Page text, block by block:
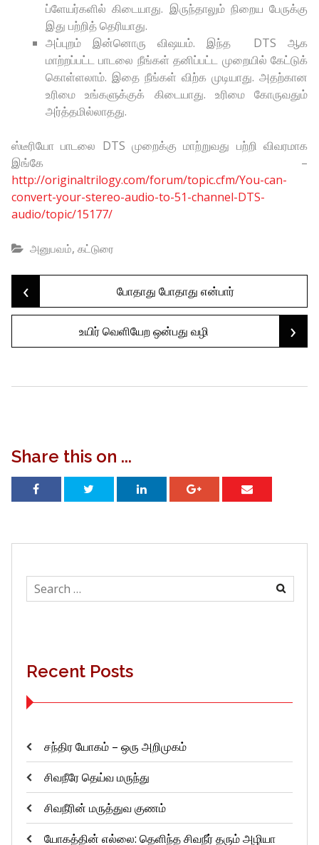
ப்ளேயர்களில் கிடையாது. இருந்தாலும் நிறைய பேருக்கு
இது பற்றித் தெரியாது.
அப்புறம் இன்னொரு விஷயம். இந்த DTS ஆக
மாற்றப்பட்ட பாடலை நீங்கள் தனிப்பட்ட முறையில் கேட்டுக்
கொள்ளலாம். இதை நீங்கள் விற்க முடியாது. அதற்கான
உரிமை உங்களுக்குக் கிடையாது. உரிமை கோருவதும்
அர்த்தமில்லாதது.
ஸ்டீரியோ பாடலை DTS முறைக்கு மாற்றுவது பற்றி விவரமாக
இங்கே –
http://originaltrilogy.com/forum/topic.cfm/You-can-
convert-your-stereo-audio-to-51-channel-DTS-
audio/topic/15177/
அனுபவம், கட்டுரை
Post
navigation
‹ போதாது போதாது என்பார்
உயிர் வெளியேற ஒன்பது வழி ›
Share this on ...
Search
for:
Recent Posts
சந்திர யோகம் – ஒரு அறிமுகம்
சிவநீரே தெய்வ மருந்து
சிவநீரின் மருத்துவ குணம்
யோகத்தின் எல்லை: தெளிந்த சிவநீர் தரும் அழியா